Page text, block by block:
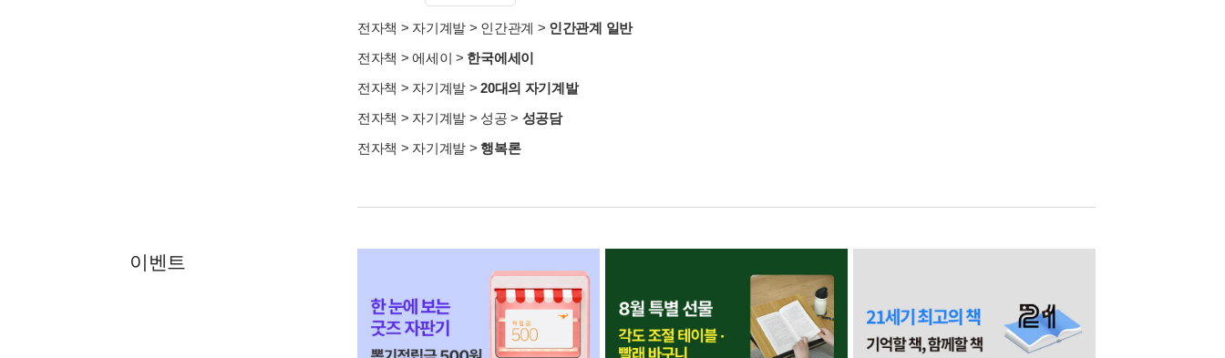
전자책 > 자기계발 > 인간관계 > 인간관계 일반
전자책 > 에세이 > 한국에세이
전자책 > 자기계발 >20대의 자기계발
전자책 > 자기계발 > 성공 > 성공담
전자책 > 자기계발 > 행복론
이벤트